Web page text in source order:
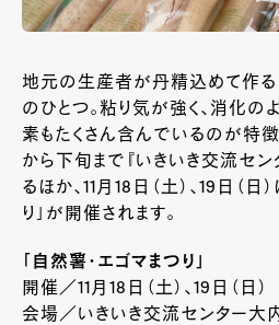
地元の生産者が丹精込めて作
のひとつ。粘り気が強く、消化
素もたくさん含んでいるのが特
から下旬まで『いきいき交流セ
るほか、11月18日（土）、19日（日
り」が開催されます。
「自然薯・エゴマまつり」
開催／11月18日（土）、19日（日）
会場／いきいき交流センター大